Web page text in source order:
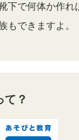
下で何体か作れ
もできますよ。
て？